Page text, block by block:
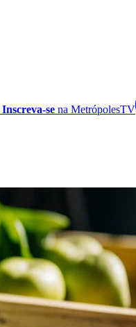
Inscreva-se na MetrópolesTV